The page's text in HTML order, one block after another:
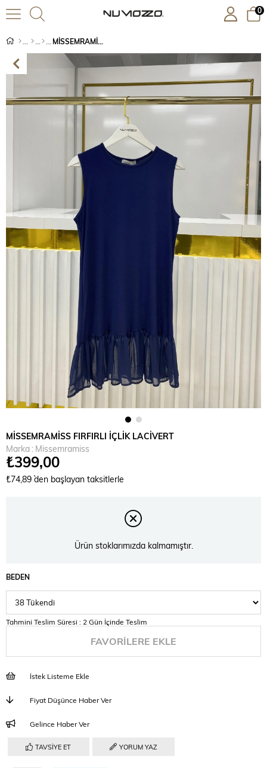
0
MİSSEMRAMİSS FIRFIRLI İÇLİK LACİVERT
MİSSEMRAMİSS FIRFIRLI İÇLİK LACİVERT
Marka : Missemramiss
₺399,00
₺74,89 `den başlayan taksitlerle
Ürün stoklarımızda kalmamıştır.
BEDEN
Tahmini Teslim Süresi : 2 Gün İçinde Teslim
FAVORILERE EKLE
İstek Listeme Ekle
Fiyat Düşünce Haber Ver
Gelince Haber Ver
TAVSIYE ET YORUM YAZ